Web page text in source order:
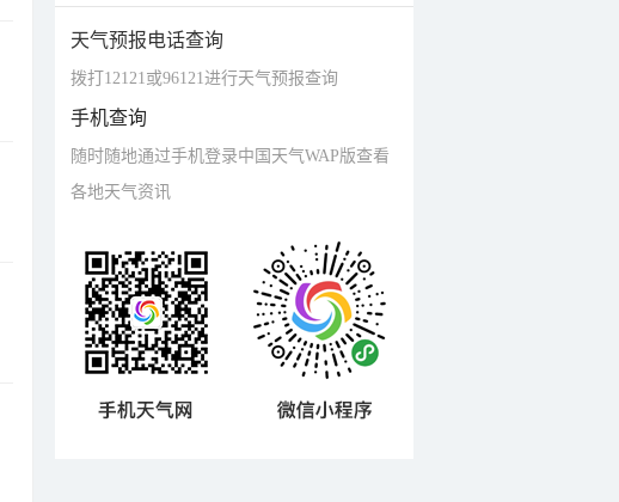
天气预报电话查询
拨打12121或96121进行天气预报查询
手机查询
随时随地通过手机登录中国天气WAP版查看
各地天气资讯